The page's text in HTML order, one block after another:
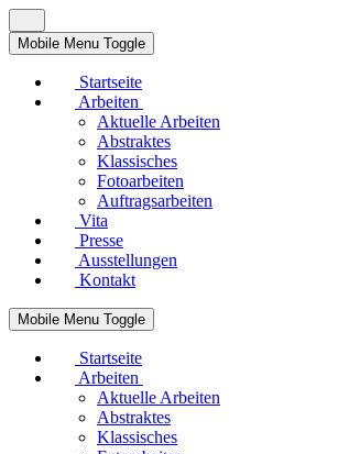
Mobile Menu Toggle
Startseite
Arbeiten
Aktuelle Arbeiten
Abstraktes
Klassisches
Fotoarbeiten
Auftragsarbeiten
Vita
Presse
Ausstellungen
Kontakt
Mobile Menu Toggle
Startseite
Arbeiten
Aktuelle Arbeiten
Abstraktes
Klassisches